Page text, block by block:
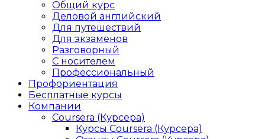
Общий курс
Деловой английский
Для путешествий
Для экзаменов
Разговорный
С носителем
Профессиональный
Профориентация
Бесплатные курсы
Компании
Coursera (Курсера)
Курсы Coursera (Курсера)